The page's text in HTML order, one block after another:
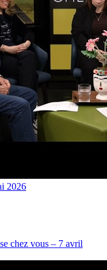
2026
chez vous – 7 avril